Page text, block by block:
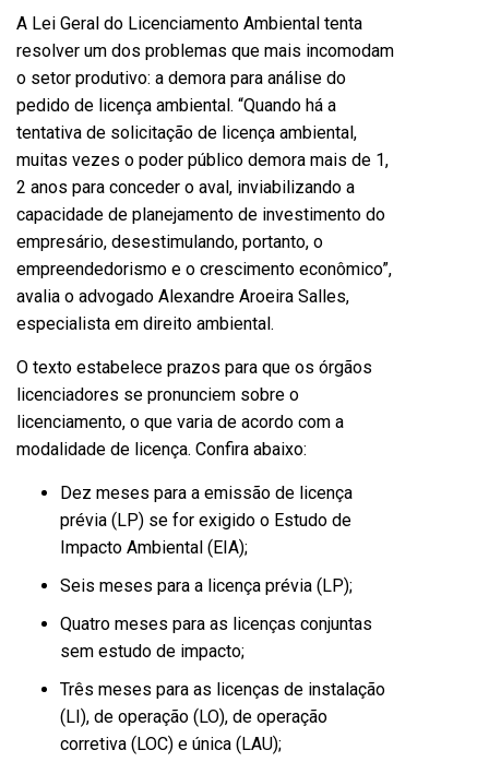
A Lei Geral do Licenciamento Ambiental tenta
resolver um dos problemas que mais incomodam
o setor produtivo: a demora para análise do
pedido de licença ambiental. “Quando há a
tentativa de solicitação de licença ambiental,
muitas vezes o poder público demora mais de 1,
2 anos para conceder o aval, inviabilizando a
capacidade de planejamento de investimento do
empresário, desestimulando, portanto, o
empreendedorismo e o crescimento econômico”,
avalia o advogado Alexandre Aroeira Salles,
especialista em direito ambiental.
O texto estabelece prazos para que os órgãos
licenciadores se pronunciem sobre o
licenciamento, o que varia de acordo com a
modalidade de licença. Confira abaixo:
Dez meses para a emissão de licença
prévia (LP) se for exigido o Estudo de
Impacto Ambiental (EIA);
Seis meses para a licença prévia (LP);
Quatro meses para as licenças conjuntas
sem estudo de impacto;
Três meses para as licenças de instalação
(LI), de operação (LO), de operação
corretiva (LOC) e única (LAU);